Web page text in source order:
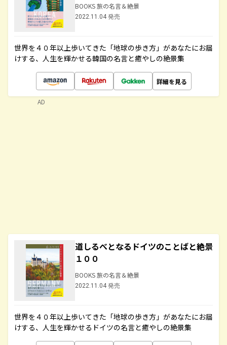
BOOKS 旅の名言＆絶景
2022.11.04 発売
世界を４０年以上歩いてきた「地球の歩き方」があなたにお届
けする、人生を輝かせる韓国の名言と癒やしの絶景集
詳細を見る
道しるべとなるドイツのことばと絶景
１００
BOOKS 旅の名言＆絶景
2022.11.04 発売
世界を４０年以上歩いてきた「地球の歩き方」があなたにお届
けする、人生を輝かせるドイツの名言と癒やしの絶景集
AD